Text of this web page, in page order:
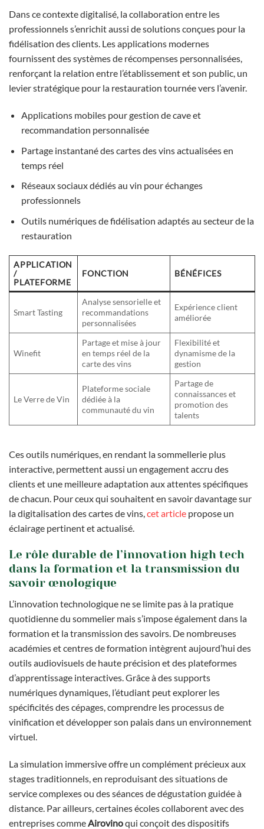
Dans ce contexte digitalisé, la collaboration entre les
professionnels s’enrichit aussi de solutions conçues pour la
fidélisation des clients. Les applications modernes
fournissent des systèmes de récompenses personnalisées,
renforçant la relation entre l’établissement et son public, un
levier stratégique pour la restauration tournée vers l’avenir.
Applications mobiles pour gestion de cave et
recommandation personnalisée
Partage instantané des cartes des vins actualisées en
temps réel
Réseaux sociaux dédiés au vin pour échanges
professionnels
Outils numériques de fidélisation adaptés au secteur de la
restauration
APPLICATION
/
PLATEFORME
FONCTION BÉNÉFICES
Smart Tasting
Analyse sensorielle et
recommandations
personnalisées
Expérience client
améliorée
Winefit
Partage et mise à jour
en temps réel de la
carte des vins
Flexibilité et
dynamisme de la
gestion
Le Verre de Vin
Plateforme sociale
dédiée à la
communauté du vin
Partage de
connaissances et
promotion des
talents
Ces outils numériques, en rendant la sommellerie plus
interactive, permettent aussi un engagement accru des
clients et une meilleure adaptation aux attentes spécifiques
de chacun. Pour ceux qui souhaitent en savoir davantage sur
la digitalisation des cartes de vins,cet article propose un
éclairage pertinent et actualisé.
Le rôle durable de l’innovation high tech
dans la formation et la transmission du
savoir œnologique
L’innovation technologique ne se limite pas à la pratique
quotidienne du sommelier mais s’impose également dans la
formation et la transmission des savoirs. De nombreuses
académies et centres de formation intègrent aujourd’hui des
outils audiovisuels de haute précision et des plateformes
d’apprentissage interactives. Grâce à des supports
numériques dynamiques, l’étudiant peut explorer les
spécificités des cépages, comprendre les processus de
vinification et développer son palais dans un environnement
virtuel.
La simulation immersive offre un complément précieux aux
stages traditionnels, en reproduisant des situations de
service complexes ou des séances de dégustation guidée à
distance. Par ailleurs, certaines écoles collaborent avec des
entreprises comme Airovinoqui conçoit des dispositifs